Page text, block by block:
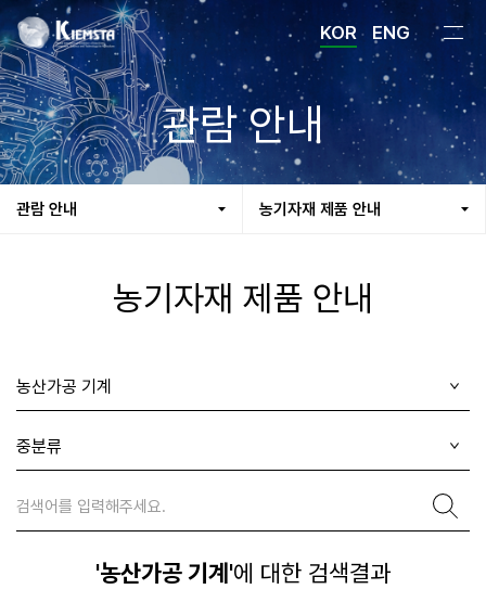
KOR ENG
관람 안내
관람 안내 농기자재 제품 안내
농기자재 제품 안내
'농산가공 기계'에 대한 검색결과